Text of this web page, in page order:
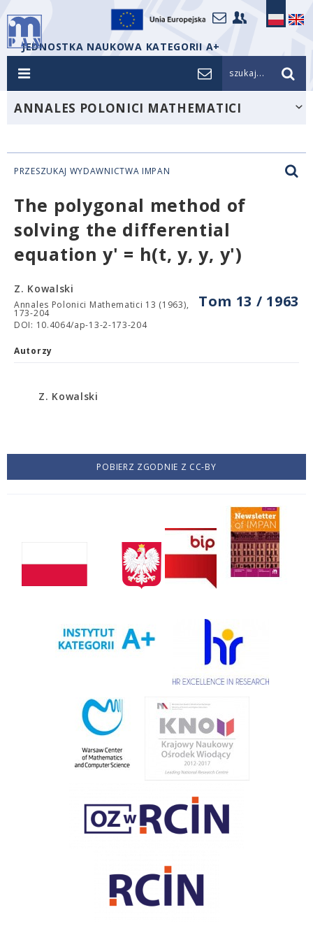
JEDNOSTKA NAUKOWA KATEGORII A+
szukaj...
ANNALES POLONICI MATHEMATICI
PRZESZUKAJ WYDAWNICTWA IMPAN
The polygonal method of
solving the differential
equation y' = h(t, y, y, y')
Tom 13 / 1963
Z. Kowalski
Annales Polonici Mathematici 13 (1963),
173-204
DOI: 10.4064/ap-13-2-173-204
Autorzy
Z. Kowalski
POBIERZ ZGODNIE Z CC-BY